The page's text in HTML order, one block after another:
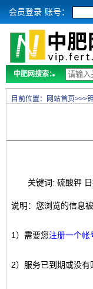
会员登录 账号：
中肥网搜索：
目前位置： 网站首页>>>
关键词: 硫酸钾
说明：您浏览的信息
1）需要您注册一个帐
2）服务已到期或没有